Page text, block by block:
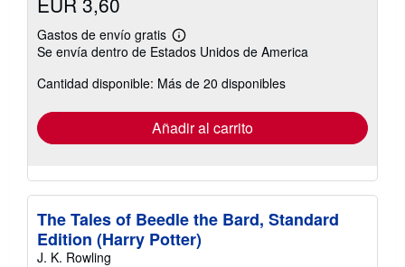
Gastos de envío gratis
Más
información
las
envío
Se envía dentro de Estados Unidos de America
Cantidad disponible: Más de 20 disponibles
Añadir al carrito
The Tales of Beedle the Bard, Standard
Edition (Harry Potter)
J. K. Rowling